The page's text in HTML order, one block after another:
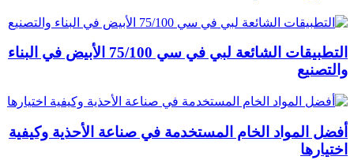
التطبيقات الشائعة لبي في سي 75/100 الأبيض في البناء
والتصنيع
أفضل المواد الخام المستخدمة في صناعة الأحذية وكيفية
اختيارها